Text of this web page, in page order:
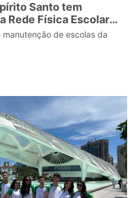
Santo tem
Rede Física Escolar
de escolas da